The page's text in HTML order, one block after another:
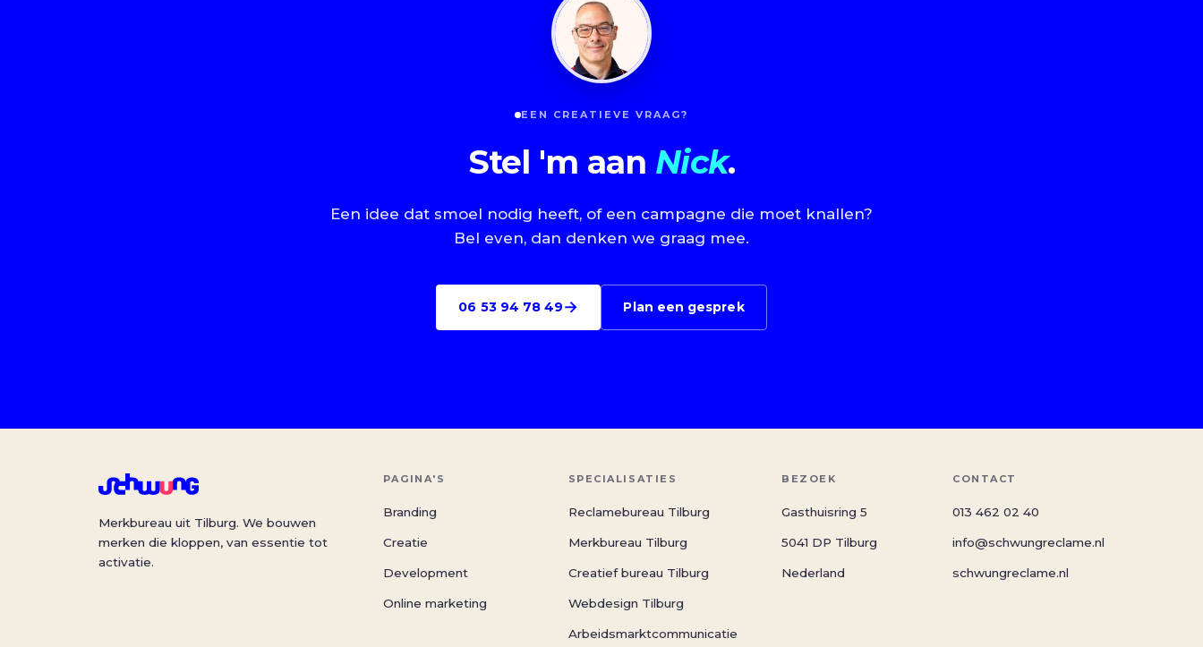
EEN CREATIEVE VRAAG?
Stel 'm aan Nick.
Een idee dat smoel nodig heeft, of een campagne die moet knallen?
Bel even, dan denken we graag mee.
06 53 94 78 49→ Plan een gesprek
Merkbureau uit Tilburg. We bouwen
merken die kloppen, van essentie tot
activatie.
PAGINA'S
Branding
Creatie
Development
Online marketing
SPECIALISATIES
Reclamebureau Tilburg
Merkbureau Tilburg
Creatief bureau Tilburg
Webdesign Tilburg
Arbeidsmarktcommunicatie
BEZOEK
Gasthuisring 5
5041 DP Tilburg
Nederland
CONTACT
013 462 02 40
info@schwungreclame.nl
schwungreclame.nl